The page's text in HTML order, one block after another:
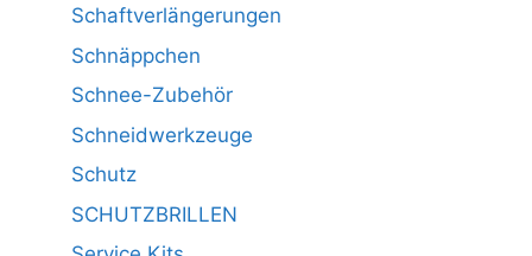
Schaftverlängerungen
Schnäppchen
Schnee-Zubehör
Schneidwerkzeuge
Schutz
SCHUTZBRILLEN